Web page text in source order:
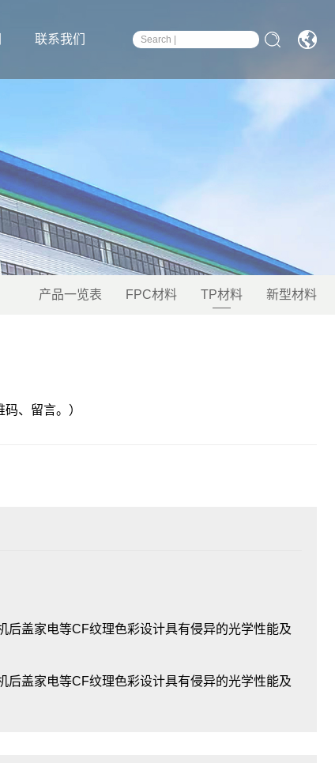
联系我们
产品一览表 FPC材料 TP材料 新型材料
、留言。）
后盖家电等CF纹理色彩设计具有侵异的光学性能及
盖家电等CF纹理色彩设计具有侵异的光学性能及